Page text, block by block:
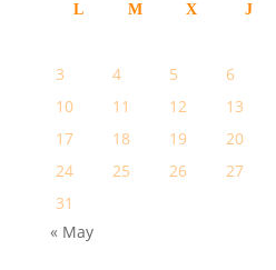
L
M X J
3
4 5 6
10
11 12 13
17
18 19 20
24
25 26 27
31
« May